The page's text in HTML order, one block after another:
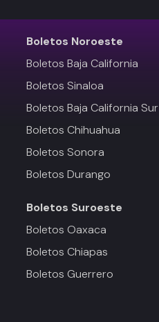
Boletos Noroeste
Boletos Baja California
Boletos Sinaloa
Boletos Baja California Sur
Boletos Chihuahua
Boletos Sonora
Boletos Durango
Boletos Suroeste
Boletos Oaxaca
Boletos Chiapas
Boletos Guerrero